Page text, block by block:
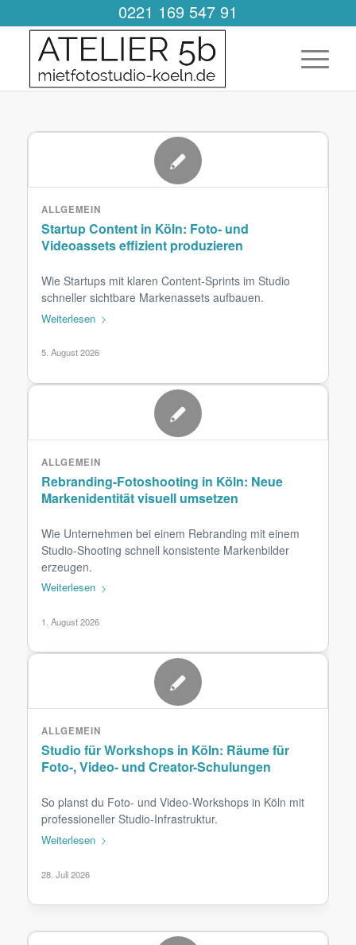
0221 169 547 91
Startup Content in Köln: Foto- und
Videoassets effizient produzieren
ALLGEMEIN
Wie Startups mit klaren Content-Sprints im Studio
schneller sichtbare Markenassets aufbauen.
Weiterlesen
5. August 2026
Rebranding-Fotoshooting in Köln: Neue
Markenidentität visuell umsetzen
ALLGEMEIN
Wie Unternehmen bei einem Rebranding mit einem
Studio-Shooting schnell konsistente Markenbilder
erzeugen.
Weiterlesen
1. August 2026
Studio für Workshops in Köln: Räume für
Foto-, Video- und Creator-Schulungen
ALLGEMEIN
So planst du Foto- und Video-Workshops in Köln mit
professioneller Studio-Infrastruktur.
Weiterlesen
28. Juli 2026